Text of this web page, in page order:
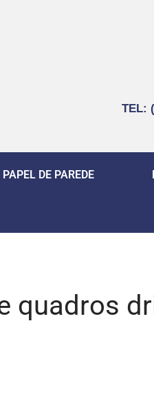
TEL:
PAPEL DE PAREDE
quadros